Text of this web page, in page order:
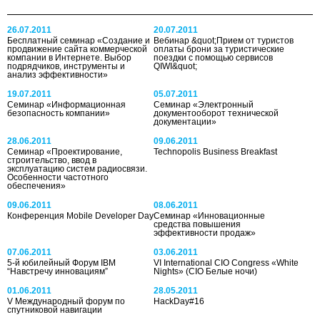
26.07.2011
Бесплатный семинар «Создание и
продвижение сайта коммерческой
компании в Интернете. Выбор
подрядчиков, инструменты и
анализ эффективности»
20.07.2011
Вебинар &quot;Прием от туристов
оплаты брони за туристические
поездки с помощью сервисов
QIWI&quot;
19.07.2011
Семинар «Информационная
безопасность компании»
05.07.2011
Семинар «Электронный
документооборот технической
документации»
28.06.2011
Семинар «Проектирование,
строительство, ввод в
эксплуатацию систем радиосвязи.
Особенности частотного
обеспечения»
09.06.2011
Technopolis Business Breakfast
09.06.2011
Конференция Mobile Developer Day
08.06.2011
Семинар «Инновационные
средства повышения
эффективности продаж»
07.06.2011
5-й юбилейный Форум IBM
“Навстречу инновациям”
03.06.2011
VI International CIO Congress «White
Nights» (CIO Белые ночи)
01.06.2011
V Международный форум по
спутниковой навигации
28.05.2011
HackDay#16